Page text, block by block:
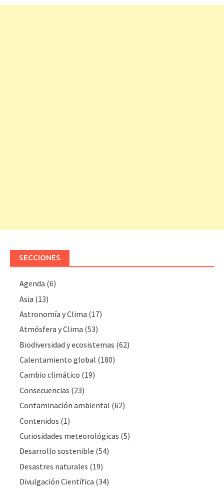
SECCIONES
Agenda (6)
Asia (13)
Astronomía y Clima (17)
Atmósfera y Clima (53)
Biodiversidad y ecosistemas (62)
Calentamiento global (180)
Cambio climático (19)
Consecuencias (23)
Contaminación ambiental (62)
Contenidos (1)
Curiosidades meteorológicas (5)
Desarrollo sostenible (54)
Desastres naturales (19)
Divulgación Cientí­fica (34)